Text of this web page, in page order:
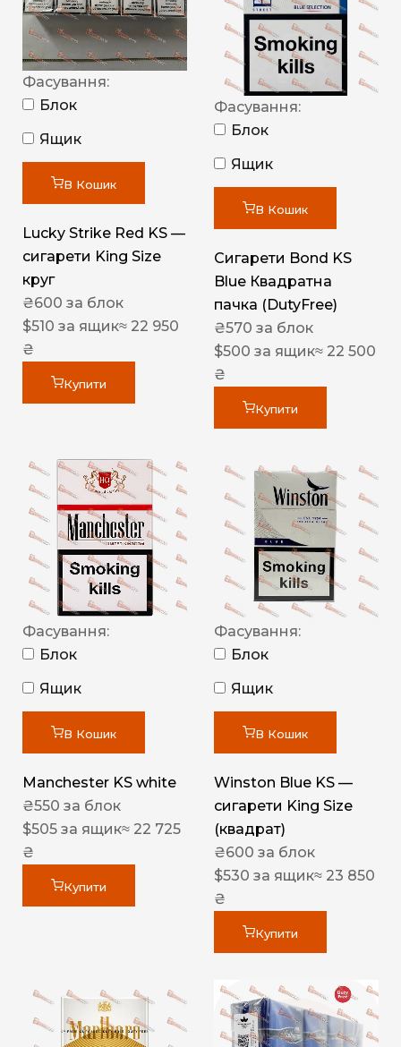
Фасування:
Блок
Ящик
В Кошик
Lucky Strike Red KS —
сигарети King Size
круг
₴600 за блок
$510 за ящик≈ 22 950
₴
Купити
Фасування:
Блок
Ящик
В Кошик
Сигарети Bond KS
Blue Квадратна
пачка (DutyFree)
₴570 за блок
$500 за ящик≈ 22 500
₴
Купити
Фасування:
Блок
Ящик
В Кошик
Manchester KS white
₴550 за блок
$505 за ящик≈ 22 725
₴
Купити
Фасування:
Блок
Ящик
В Кошик
Winston Blue KS —
сигарети King Size
(квадрат)
₴600 за блок
$530 за ящик≈ 23 850
₴
Купити